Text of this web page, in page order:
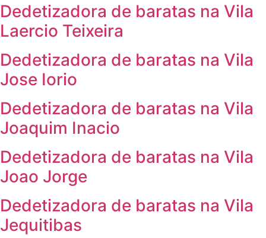
Dedetizadora de baratas na Vila
Laercio Teixeira
Dedetizadora de baratas na Vila
Jose Iorio
Dedetizadora de baratas na Vila
Joaquim Inacio
Dedetizadora de baratas na Vila
Joao Jorge
Dedetizadora de baratas na Vila
Jequitibas